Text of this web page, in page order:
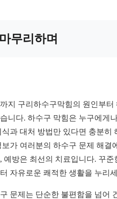
무리하며
지 구리하수구막힘의 원인부
니다. 하수구 막힘은 누구에게
식과 대처 방법만 있다면 충분히
보가 여러분의 하수구 문제 해결
예방은 최선의 치료입니다. 꾸
자유로운 쾌적한 생활을 누리
문제는 단순한 불편함을 넘어